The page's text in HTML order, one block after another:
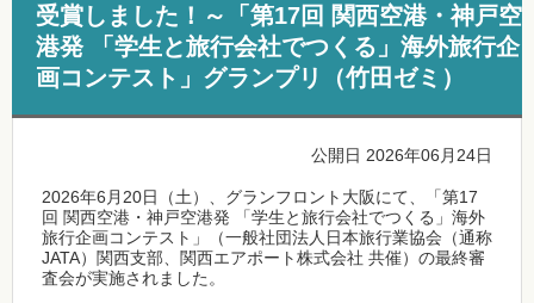
受賞しました！～「第17回 関西空港・神戸空
港発 「学生と旅行会社でつくる」海外旅行企
画コンテスト」グランプリ（竹田ゼミ）
公開日 2026年06月24日
2026年6月20日（土）、グランフロント大阪にて、「第17
回 関西空港・神戸空港発 「学生と旅行会社でつくる」海外
旅行企画コンテスト」（一般社団法人日本旅行業協会（通称
JATA）関西支部、関西エアポート株式会社 共催）の最終審
査会が実施されました。